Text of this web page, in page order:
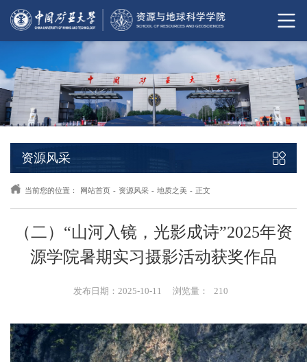
资源风采
当前您的位置： 网站首页 - 资源风采 - 地质之美 - 正文
（二）“山河入镜，光影成诗”2025年资
源学院暑期实习摄影活动获奖作品
发布日期：2025-10-11 浏览量： 210